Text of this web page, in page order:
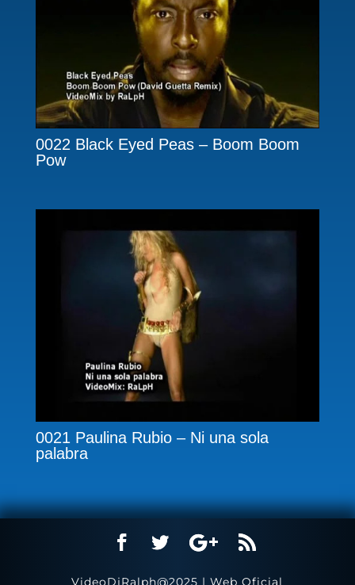
0022 Black Eyed Peas – Boom Boom
Pow
0021 Paulina Rubio – Ni una sola
palabra
VideoDjRalph@2025 | Web Oficial